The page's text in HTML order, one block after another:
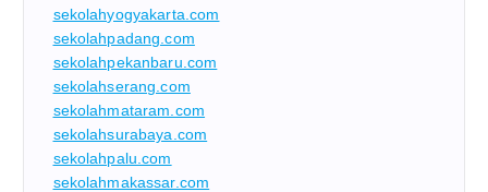
sekolahyogyakarta.com
sekolahpadang.com
sekolahpekanbaru.com
sekolahserang.com
sekolahmataram.com
sekolahsurabaya.com
sekolahpalu.com
sekolahmakassar.com